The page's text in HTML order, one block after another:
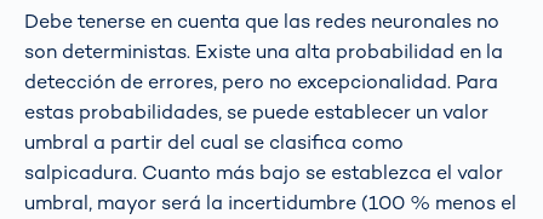
Debe tenerse en cuenta que las redes neuronales no
son deterministas. Existe una alta probabilidad en la
detección de errores, pero no excepcionalidad. Para
estas probabilidades, se puede establecer un valor
umbral a partir del cual se clasifica como
salpicadura. Cuanto más bajo se establezca el valor
umbral, mayor será la incertidumbre (100 % menos el